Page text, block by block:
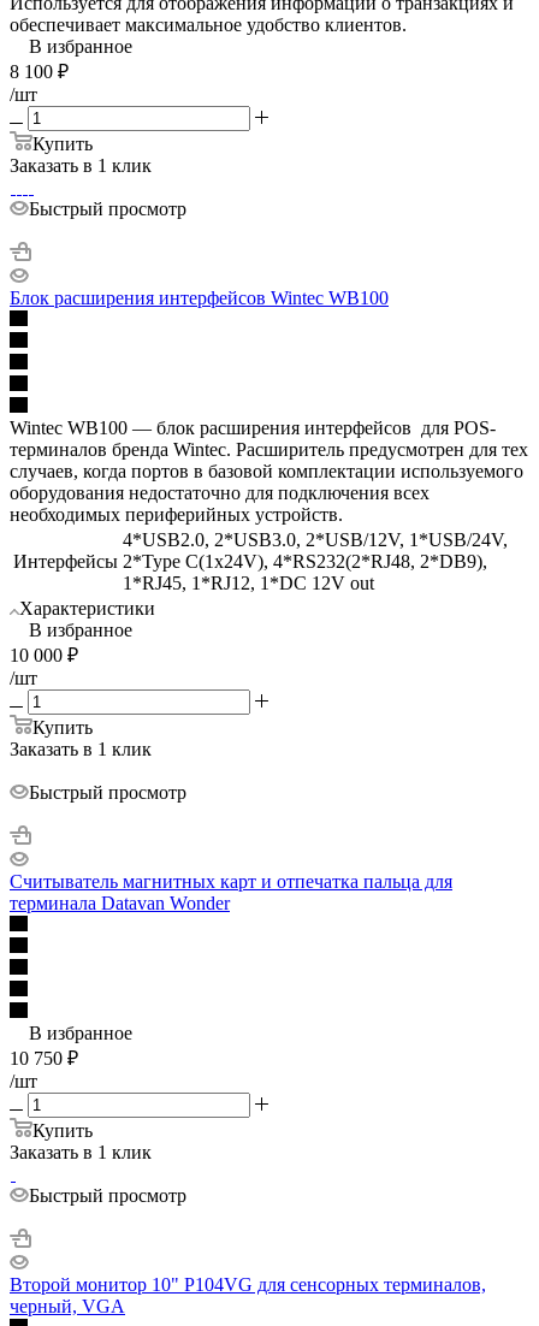
обеспечивает максимальное удобство клиентов.
В избранное
8 100 ₽
/шт
Купить
Заказать в 1 клик
Быстрый просмотр
Блок расширения интерфейсов Wintec WB100
Wintec WB100 — блок расширения интерфейсов для POS-
терминалов бренда Wintec. Расширитель предусмотрен для тех
случаев, когда портов в базовой комплектации используемого
оборудования недостаточно для подключения всех
необходимых периферийных устройств.
Интерфейсы
4*USB2.0, 2*USB3.0, 2*USB/12V, 1*USB/24V,
2*Type C(1x24V), 4*RS232(2*RJ48, 2*DB9),
1*RJ45, 1*RJ12, 1*DC 12V out
Характеристики
В избранное
10 000 ₽
/шт
Купить
Заказать в 1 клик
Быстрый просмотр
Считыватель магнитных карт и отпечатка пальца для
терминала Datavan Wonder
В избранное
10 750 ₽
/шт
Купить
Заказать в 1 клик
Быстрый просмотр
Второй монитор 10" P104VG для сенсорных терминалов,
черный, VGA